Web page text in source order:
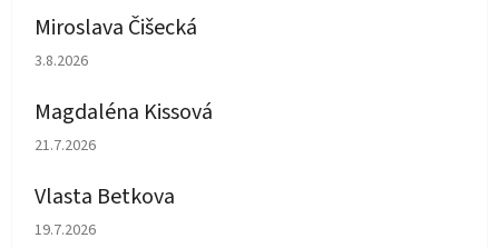
Miroslava Čišecká
Hodnotenie obchodu je 1 z 5 hviezdičiek.
3.8.2026
Magdaléna Kissová
Hodnotenie obchodu je 5 z 5 hviezdičiek.
21.7.2026
Vlasta Betkova
Hodnotenie obchodu je 5 z 5 hviezdičiek.
19.7.2026